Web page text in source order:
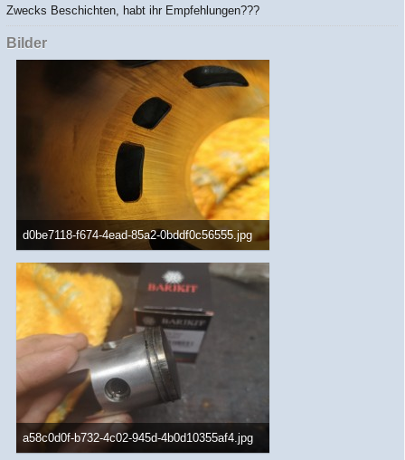
Zwecks Beschichten, habt ihr Empfehlungen???
Bilder
d0be7118-f674-4ead-85a2-0bddf0c56555.jpg
86,68 kB, 1.200×1.600, 1.329 mal angesehen
a58c0d0f-b732-4c02-945d-4b0d10355af4.jpg
83,71 kB, 1.600×1.200, 1.493 mal angesehen